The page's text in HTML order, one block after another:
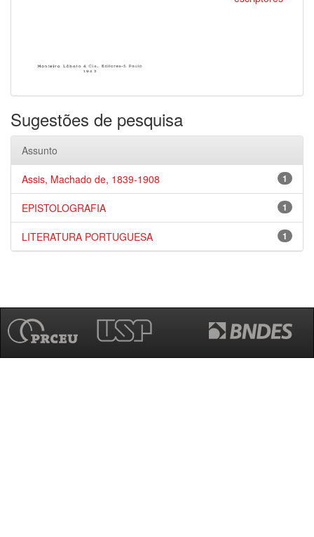
Sugestões de pesquisa
Assunto
1
Assis, Machado de, 1839-1908
1
EPISTOLOGRAFIA
1
LITERATURA PORTUGUESA